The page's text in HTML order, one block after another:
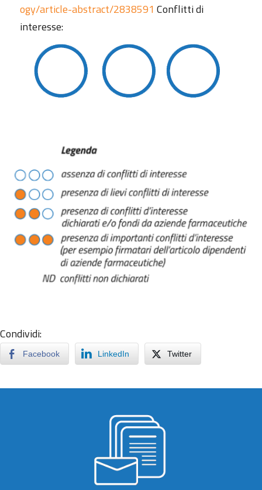
ogy/article-abstract/2838591 Conflitti di
interesse:
Condividi:
Facebook LinkedIn Twitter